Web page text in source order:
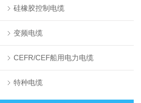
硅橡胶控制电缆
变频电缆
CEFR/CEF船用电力电缆
特种电缆